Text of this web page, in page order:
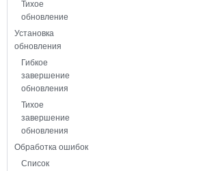
Тихое
обновление
Установка
обновления
Гибкое
завершение
обновления
Тихое
завершение
обновления
Обработка ошибок
Список